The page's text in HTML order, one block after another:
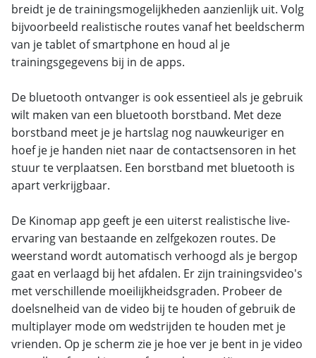
breidt je de trainingsmogelijkheden aanzienlijk uit. Volg
bijvoorbeeld realistische routes vanaf het beeldscherm
van je tablet of smartphone en houd al je
trainingsgegevens bij in de apps.
De bluetooth ontvanger is ook essentieel als je gebruik
wilt maken van een bluetooth borstband. Met deze
borstband meet je je hartslag nog nauwkeuriger en
hoef je je handen niet naar de contactsensoren in het
stuur te verplaatsen. Een borstband met bluetooth is
apart verkrijgbaar.
De Kinomap app geeft je een uiterst realistische live-
ervaring van bestaande en zelfgekozen routes. De
weerstand wordt automatisch verhoogd als je bergop
gaat en verlaagd bij het afdalen. Er zijn trainingsvideo's
met verschillende moeilijkheidsgraden. Probeer de
doelsnelheid van de video bij te houden of gebruik de
multiplayer mode om wedstrijden te houden met je
vrienden. Op je scherm zie je hoe ver je bent in je video